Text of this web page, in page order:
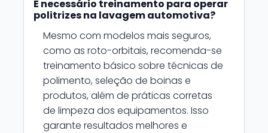
É necessário treinamento para operar
politrizes na lavagem automotiva?
Mesmo com modelos mais seguros,
como as roto-orbitais, recomenda-se
treinamento básico sobre técnicas de
polimento, seleção de boinas e
produtos, além de práticas corretas
de limpeza dos equipamentos. Isso
garante resultados melhores e